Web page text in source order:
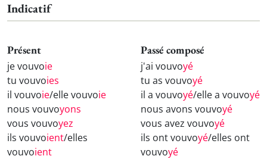
Indicatif
Présent
je vouvoie
tu vouvoies
il vouvoie/elle vouvoie
nous vouvoyons
vous vouvoyez
ils vouvoient/elles
vouvoient
Passé composé
j'ai vouvoyé
tu as vouvoyé
il a vouvoyé/elle a vouvoyé
nous avons vouvoyé
vous avez vouvoyé
ils ont vouvoyé/elles ont
vouvoyé